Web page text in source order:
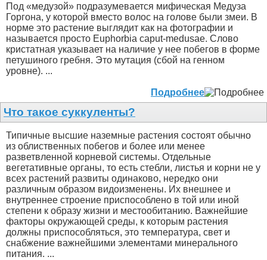
Под «медузой» подразумевается мифическая Медуза
Горгона, у которой вместо волос на голове были змеи. В
норме это растение выглядит как на фотографии и
называется просто Euphorbia caput-medusae. Слово
кристатная указывает на наличие у нее побегов в форме
петушиного гребня. Это мутация (сбой на генном
уровне). ...
Подробнее
Что такое суккуленты?
Типичные высшие наземные растения состоят обычно
из облиственных побегов и более или менее
разветвленной корневой системы. Отдельные
вегетативные органы, то есть стебли, листья и корни не у
всех растений развиты одинаково, нередко они
различным образом видоизменены. Их внешнее и
внутреннее строение приспособлено в той или иной
степени к образу жизни и местообитанию. Важнейшие
факторы окружающей среды, к которым растения
должны приспособляться, это температура, свет и
снабжение важнейшими элементами минерального
питания. ...